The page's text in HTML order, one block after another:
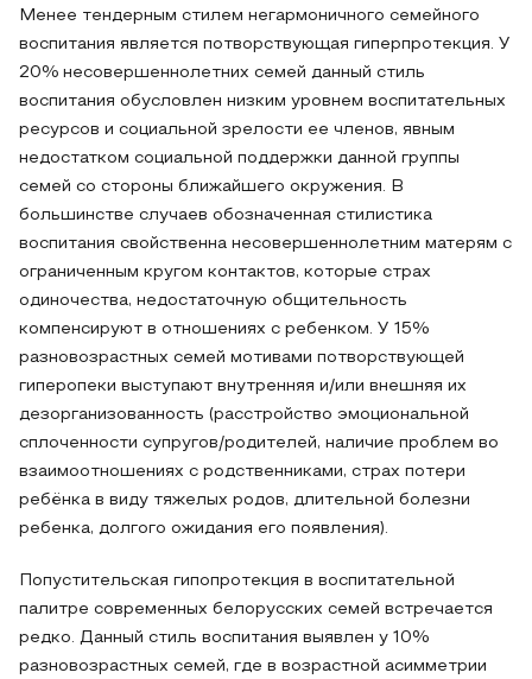
Менее тендерным стилем негармоничного семейного
воспитания является потворствующая гиперпротекция. У
20% несовершеннолетних семей данный стиль
воспитания обусловлен низким уровнем воспитательных
ресурсов и социальной зрелости ее членов, явным
недостатком социальной поддержки данной группы
семей со стороны ближайшего окружения. В
большинстве случаев обозначенная стилистика
воспитания свойственна несовершеннолетним матерям с
ограниченным кругом контактов, которые страх
одиночества, недостаточную общительность
компенсируют в отношениях с ребенком. У 15%
разновозрастных семей мотивами потворствующей
гиперопеки выступают внутренняя и/или внешняя их
дезорганизованность (расстройство эмоциональной
сплоченности супругов/родителей, наличие проблем во
взаимоотношениях с родственниками, страх потери
ребёнка в виду тяжелых родов, длительной болезни
ребенка, долгого ожидания его появления).
Попустительская гипопротекция в воспитательной
палитре современных белорусских семей встречается
редко. Данный стиль воспитания выявлен у 10%
разновозрастных семей, где в возрастной асимметрии